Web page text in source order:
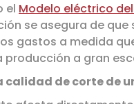
el Modelo eléctrico del
se asegura de
gastos a medida
producción a gran
calidad de corte de